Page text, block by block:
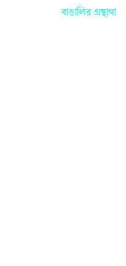
বাঙালির